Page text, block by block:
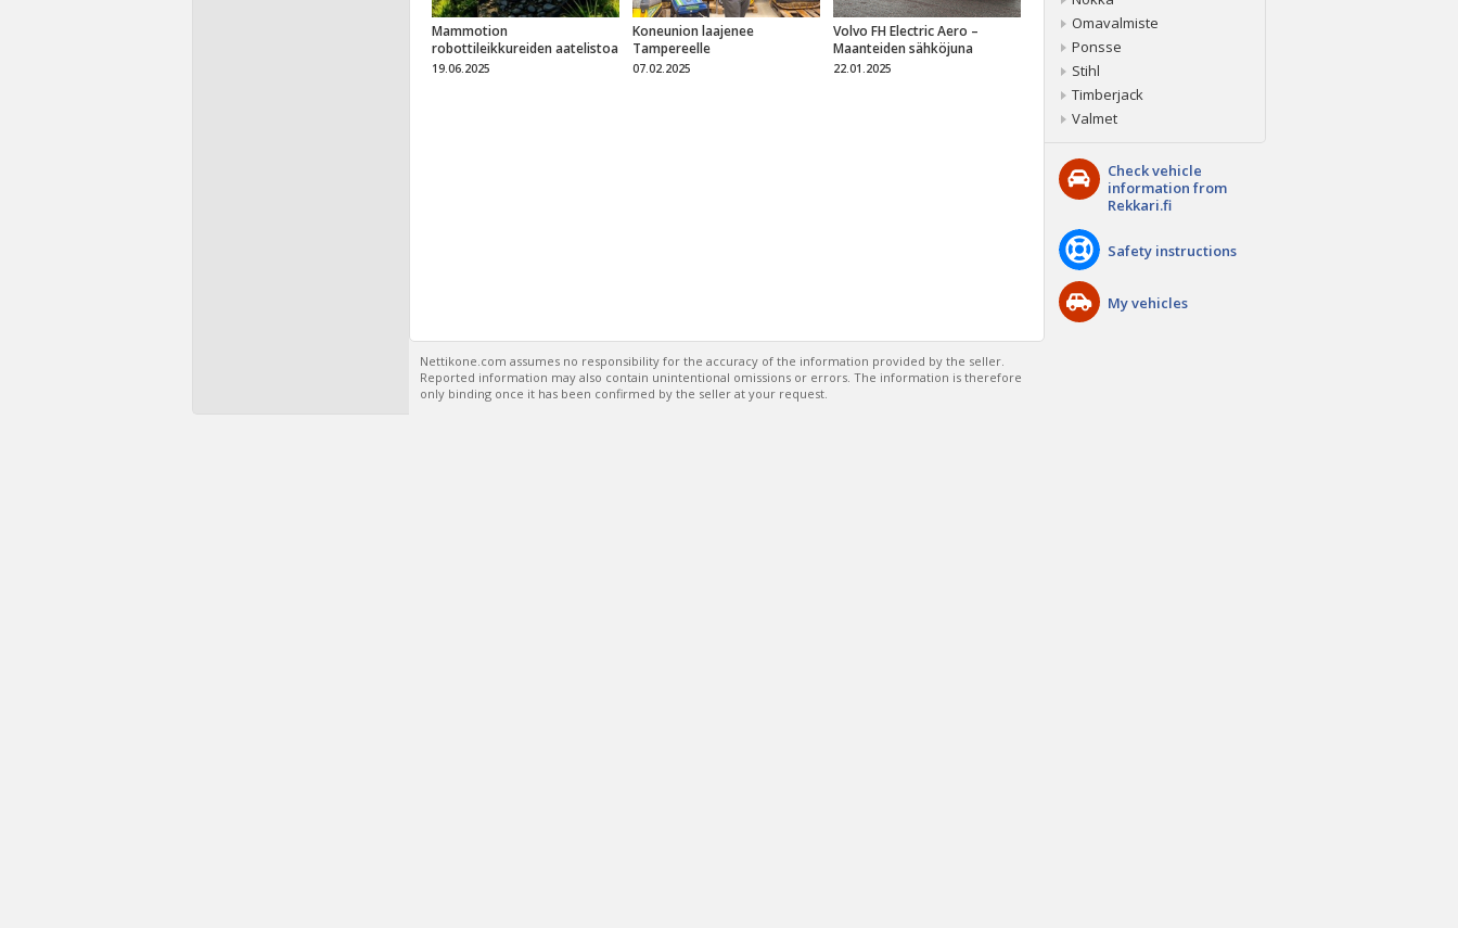
Mammotion
robottileikkureiden aatelistoa
19.06.2025
Koneunion laajenee
Tampereelle
07.02.2025
Volvo FH Electric Aero –
Maanteiden sähköjuna
22.01.2025
Nettikone.com assumes no responsibility for the accuracy of the information provided by the seller.
Reported information may also contain unintentional omissions or errors. The information is therefore
only binding once it has been confirmed by the seller at your request.
Omavalmiste
Ponsse
Stihl
Timberjack
Valmet
Check vehicle
information from
Rekkari.fi
Safety instructions
My vehicles